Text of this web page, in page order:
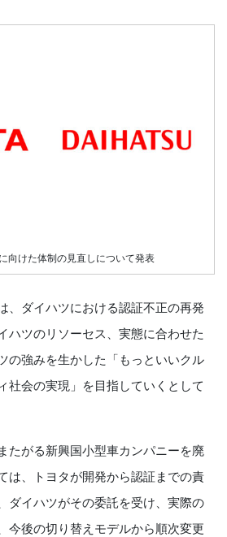
向けた体制の見直しについて発表
、ダイハツにおける認証不正の再発
ハツのリソーセス、実態に合わせた
の強みを生かした「もっといいクル
社会の実現」を目指していくとして
たがる新興国小型車カンパニーを廃
は、トヨタが開発から認証までの責
ダイハツがその委託を受け、実際の
今後の切り替えモデルから順次変更